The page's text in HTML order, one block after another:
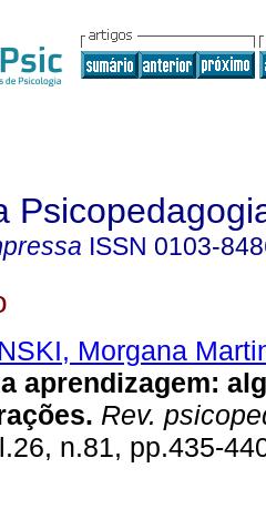
ISSN 0103-
Morgana
aprendizagem:
. Rev.
n.81, pp.435-